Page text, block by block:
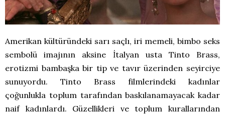
Amerikan kültüründeki sarı saçlı, iri memeli, bimbo seks
sembolü imajının aksine İtalyan usta Tinto Brass,
erotizmi bambaşka bir tip ve tavır üzerinden seyirciye
sunuyordu. Tinto Brass filmlerindeki kadınlar
çoğunlukla toplum tarafından baskılanamayacak kadar
naif kadınlardı. Güzellikleri ve toplum kurallarından